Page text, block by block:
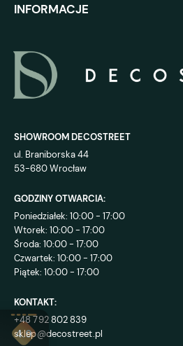
INFORMACJE
SHOWROOM DECOSTREET
ul. Braniborska 44
53-680 Wrocław
GODZINY OTWARCIA:
Poniedziałek: 10:00 - 17:00
Wtorek: 10:00 - 17:00
Środa: 10:00 - 17:00
Czwartek: 10:00 - 17:00
Piątek: 10:00 - 17:00
KONTAKT:
+48 792 802 839
sklep@decostreet.pl
4.9